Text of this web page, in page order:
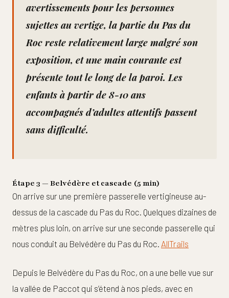
avertissements pour les personnes
sujettes au vertige, la partie du Pas du
Roc reste relativement large malgré son
exposition, et une main courante est
présente tout le long de la paroi. Les
enfants à partir de 8-10 ans
accompagnés d’adultes attentifs passent
sans difficulté.
Étape 3 — Belvédère et cascade (5 min)
On arrive sur une première passerelle vertigineuse au-
dessus de la cascade du Pas du Roc. Quelques dizaines de
mètres plus loin, on arrive sur une seconde passerelle qui
nous conduit au Belvédère du Pas du Roc. AllTrails
Depuis le Belvédère du Pas du Roc, on a une belle vue sur
la vallée de Paccot qui s’étend à nos pieds, avec en